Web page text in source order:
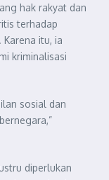
hak rakyat dan
terhadap
itu, ia
kriminalisasi
sosial dan
diperlukan